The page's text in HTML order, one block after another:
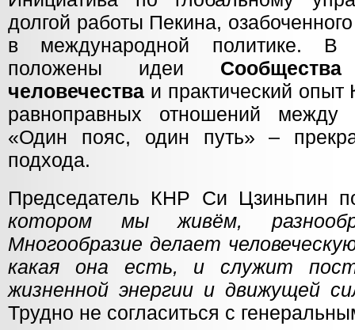
долгой работы Пекина,
в международной политике. В
положены идеи
человечества и практический
равноправных отношений между
«Один пояс, один путь» –
подхода.
Председатель КНР Си Цзиньпин
котором мы живём,
Многообразие делает
какая она есть, и служит
жизненной энергии и движущей
Трудно не согласиться с